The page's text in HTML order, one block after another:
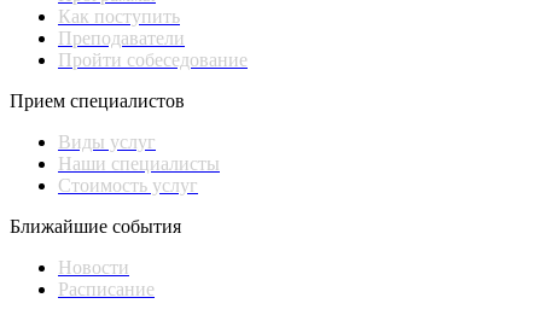
Как поступить
Преподаватели
Пройти собеседование
Прием специалистов
Виды услуг
Наши специалисты
Стоимость услуг
Ближайшие события
Новости
Расписание